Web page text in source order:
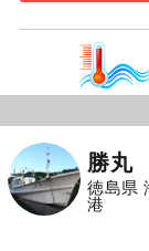
勝丸
徳島県
港